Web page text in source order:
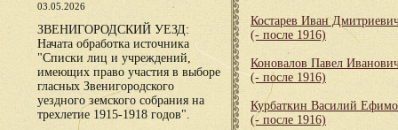
03.05.2026
ЗВЕНИГОРОДСКИЙ УЕЗД:
Начата обработка источника
"Списки лиц и учреждений,
имеющих право участия в выборе
гласных Звенигородского
уездного земского собрания на
трехлетие 1915-1918 годов".
Костарев Иван
(- после 1916)
Коновалов Павел
(- после 1916)
Курбаткин Василий
(- после 1916)